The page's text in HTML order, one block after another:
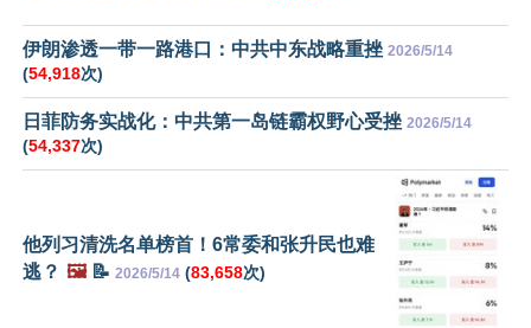
伊朗渗透一带一路港口：中共中东战略重挫 2026/5/14
(54,918次)
日菲防务实战化：中共第一岛链霸权野心受挫 2026/5/14
(54,337次)
他列习清洗名单榜首！6常委和张升民也难
逃？ 🖼️📝 2026/5/14 (83,658次)